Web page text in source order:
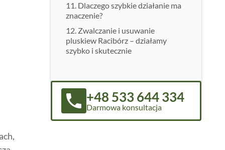
Dlaczego szybkie działanie ma
znaczenie?
Zwalczanie i usuwanie
pluskiew Racibórz – działamy
szybko i skutecznie
+48 533 644 334
Darmowa konsultacja